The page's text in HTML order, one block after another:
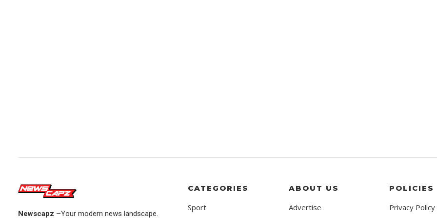
Newscapz –Your modern news landscape.
CATEGORIES
Sport
ABOUT US
Advertise
POLICIES
Privacy Policy